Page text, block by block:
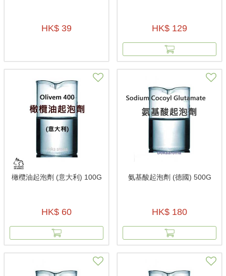
HK$ 39 HK$ 129
橄欖油起泡劑 (意大利) 100G
HK$ 60
氨基酸起泡劑 (德國) 500G
HK$ 180